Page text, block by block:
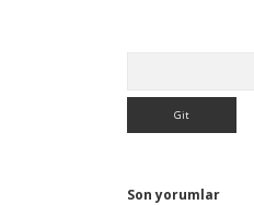
Son yorumlar